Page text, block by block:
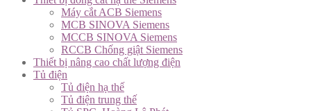
Máy cắt ACB Siemens
MCB SINOVA Siemens
MCCB SINOVA Siemens
RCCB Chống giật Siemens
Thiết bị nâng cao chất lượng điện
Tủ điện
Tủ điện hạ thế
Tủ điện trung thế